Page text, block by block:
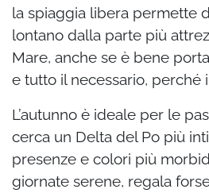
la spiaggia libera permette
lontano dalla parte più
Mare, anche se è bene
e tutto il necessario, perché
L’autunno è ideale per le
cerca un Delta del Po più
presenze e colori più
giornate serene, regala